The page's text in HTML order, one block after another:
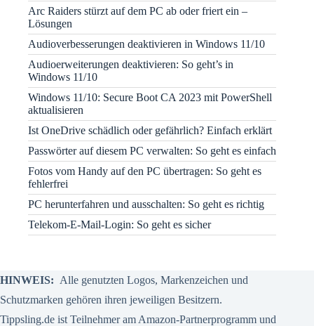
Arc Raiders stürzt auf dem PC ab oder friert ein –
Lösungen
Audioverbesserungen deaktivieren in Windows 11/10
Audioerweiterungen deaktivieren: So geht’s in
Windows 11/10
Windows 11/10: Secure Boot CA 2023 mit PowerShell
aktualisieren
Ist OneDrive schädlich oder gefährlich? Einfach erklärt
Passwörter auf diesem PC verwalten: So geht es einfach
Fotos vom Handy auf den PC übertragen: So geht es
fehlerfrei
PC herunterfahren und ausschalten: So geht es richtig
Telekom-E-Mail-Login: So geht es sicher
HINWEIS: Alle genutzten Logos, Markenzeichen und
Schutzmarken gehören ihren jeweiligen Besitzern.
Tippsling.de ist Teilnehmer am Amazon-Partnerprogramm und